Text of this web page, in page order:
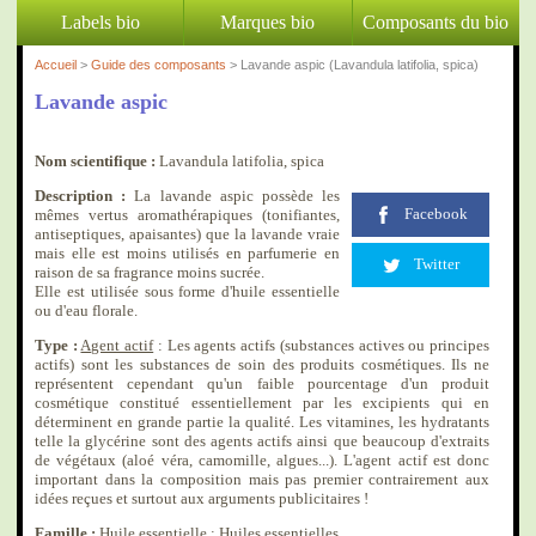
Labels bio Marques bio Composants du bio
Accueil > Guide des composants > Lavande aspic (Lavandula latifolia, spica)
Lavande aspic
Nom scientifique : Lavandula latifolia, spica
Facebook
Twitter
Description : La lavande aspic possède les
mêmes vertus aromathérapiques (tonifiantes,
antiseptiques, apaisantes) que la lavande vraie
mais elle est moins utilisés en parfumerie en
raison de sa fragrance moins sucrée.
Elle est utilisée sous forme d'huile essentielle
ou d'eau florale.
Type : Agent actif: Les agents actifs (substances actives ou principes
actifs) sont les substances de soin des produits cosmétiques. Ils ne
représentent cependant qu'un faible pourcentage d'un produit
cosmétique constitué essentiellement par les excipients qui en
déterminent en grande partie la qualité. Les vitamines, les hydratants
telle la glycérine sont des agents actifs ainsi que beaucoup d'extraits
de végétaux (aloé véra, camomille, algues...). L'agent actif est donc
important dans la composition mais pas premier contrairement aux
idées reçues et surtout aux arguments publicitaires !